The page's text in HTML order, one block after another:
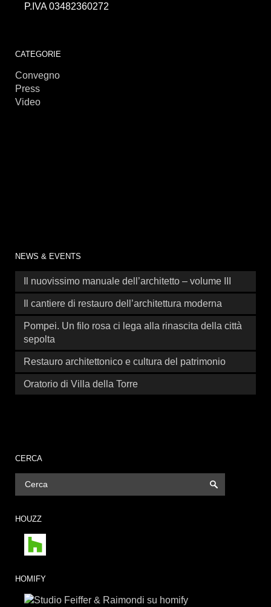
P.IVA 03482360272
CATEGORIE
Convegno
Press
Video
NEWS & EVENTS
Il nuovissimo manuale dell’architetto – volume III
Il cantiere di restauro dell’architettura moderna
Pompei. Un filo rosa ci lega alla rinascita della città
sepolta
Restauro architettonico e cultura del patrimonio
Oratorio di Villa della Torre
CERCA
HOUZZ
HOMIFY